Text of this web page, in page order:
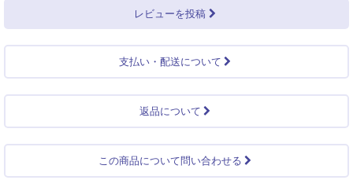
レビューを投稿
支払い・配送について
返品について
この商品について問い合わせる